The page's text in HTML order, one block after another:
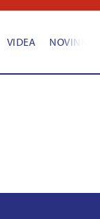
VIDEA NOVINKY